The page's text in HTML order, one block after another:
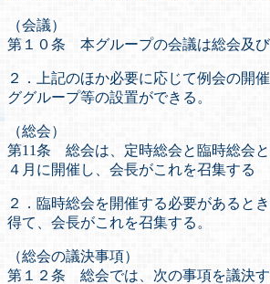
（会議）
第１０条 本グループの会議は総会及び
２．上記のほか必要に応じて例会の開
ググループ等の設置ができる。
（総会）
第11条 総会は、定時総会と臨時総会
４月に開催し、会長がこれを召集する
２．臨時総会を開催する必要があると
得て、会長がこれを召集する。
（総会の議決事項）
第１２条 総会では、次の事項を議決